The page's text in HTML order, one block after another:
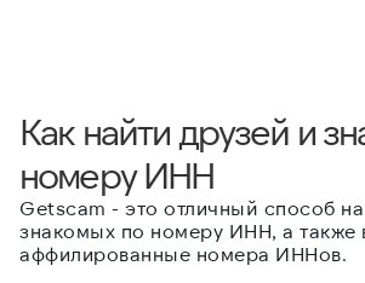
Как найти друзей и
номеру ИНН
Getscam - это отличный способ
знакомых по номеру ИНН, а также
аффилированные номера ИННов.